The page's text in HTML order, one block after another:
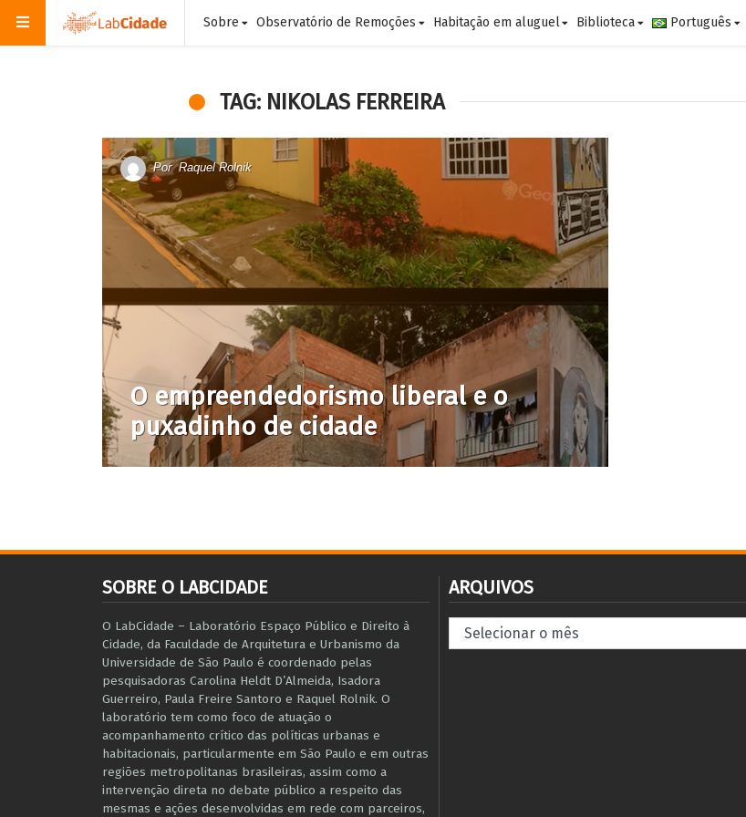
Sobre Observatório de Remoções Habitação em aluguel Biblioteca Português
TAG: NIKOLAS FERREIRA
PorRaquel Rolnik
O empreendedorismo liberal e o
puxadinho de cidade
SOBRE O LABCIDADE
O LabCidade – Laboratório Espaço Público e Direito à
Cidade, da Faculdade de Arquitetura e Urbanismo da
Universidade de São Paulo é coordenado pelas
pesquisadoras Carolina Heldt D’Almeida, Isadora
Guerreiro, Paula Freire Santoro e Raquel Rolnik. O
laboratório tem como foco de atuação o
acompanhamento crítico das políticas urbanas e
habitacionais, particularmente em São Paulo e ​em outras
regiões metropolitanas brasileiras, assim como a
intervenção direta no debate público a respeito das
mesmas e ações desenvolvidas em r​e​de com parceiros,
ARQUIVOS
Arquivos